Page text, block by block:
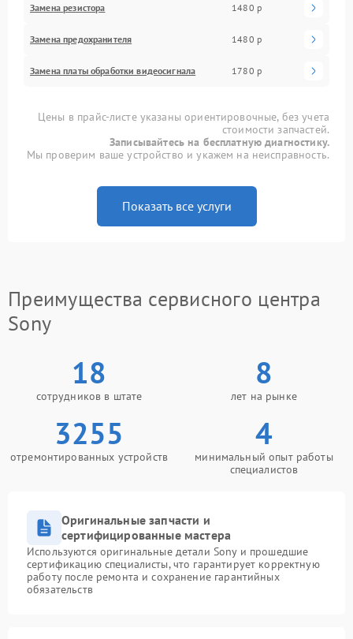
Замена резистора 1480 р
Замена предохранителя 1480 р
Замена платы обработки видеосигнала 1780 р
Цены в прайс-листе указаны ориентировочные, без учета
стоимости запчастей.
Записывайтесь на бесплатную диагностику.
Мы проверим ваше устройство и укажем на неисправность.
Показать все услуги
Преимущества сервисного центра
Sony
18
сотрудников в штате
8
лет на рынке
3255
отремонтированных устройств
4
минимальный опыт работы
специалистов
Оригинальные запчасти и
сертифицированные мастера
Используются оригинальные детали Sony и прошедшие
сертификацию специалисты, что гарантирует корректную
работу после ремонта и сохранение гарантийных
обязательств